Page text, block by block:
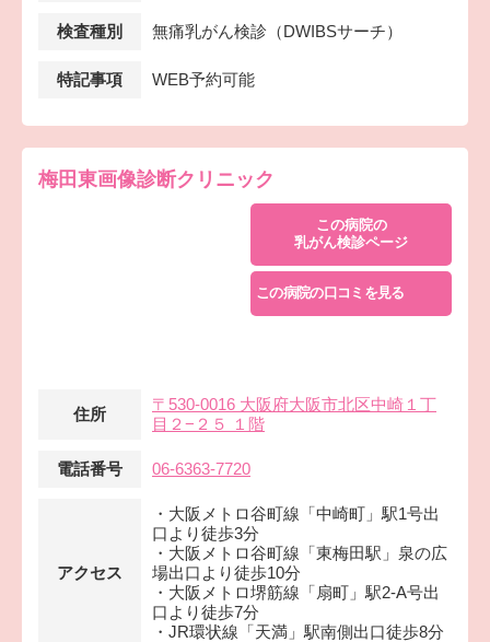
検査種別 無痛乳がん検診（DWIBSサーチ）
特記事項 WEB予約可能
梅田東画像診断クリニック
この病院の
乳がん検診ページ
この病院の口コミを見る
住所
〒530-0016 大阪府大阪市北区中崎１丁
目２−２５ １階
電話番号 06-6363-7720
アクセス
・大阪メトロ谷町線「中崎町」駅1号出
口より徒歩3分
・大阪メトロ谷町線「東梅田駅」泉の広
場出口より徒歩10分
・大阪メトロ堺筋線「扇町」駅2-A号出
口より徒歩7分
・JR環状線「天満」駅南側出口徒歩8分